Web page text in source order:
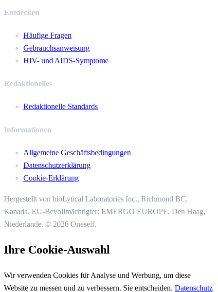
Entdecken
Häufige Fragen
Gebrauchsanweisung
HIV- und AIDS-Symptome
Redaktionelles
Redaktionelle Standards
Informationen
Allgemeine Geschäftsbedingungen
Datenschutzerklärung
Cookie-Erklärung
Hergestellt von bioLytical Laboratories Inc., Richmond BC,
Kanada. EU-Bevollmächtigter: EMERGO EUROPE, Den Haag,
Niederlande. © 2026 Oneself.
Ihre Cookie-Auswahl
Wir verwenden Cookies für Analyse und Werbung, um diese
Website zu messen und zu verbessern. Sie entscheiden. Datenschutz